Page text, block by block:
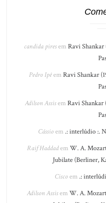
candida piresem Ravi Shankar
Pedro Ipêem Ravi Shankar
Adilson Assisem Ravi Shankar
Cássioem .: interlúdio :.
Raif Haddadem W. A.
Jubilate (Berliner,
Ciscoem .:
Adilson Assisem W. A.